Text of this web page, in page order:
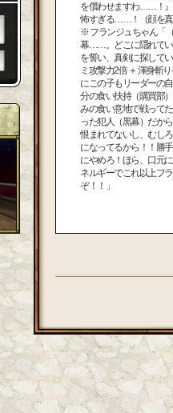
を償わせますわ……！』
怖すぎる……！（顔を真
※ フランジュちゃん「
幕……。どこに隠れてい
を誓い、真剣に探して
ミ攻撃力2倍 ＋ 渾身斬
にこの子もリーダーの
分の食い扶持（購買部
みの食い意地で戦って
った犯人（黒幕）だか
恨まれてないし、むし
になってるから！！勝
にやめろ！ほら、口元
ネルギーでこれ以上フ
ぞ！！」